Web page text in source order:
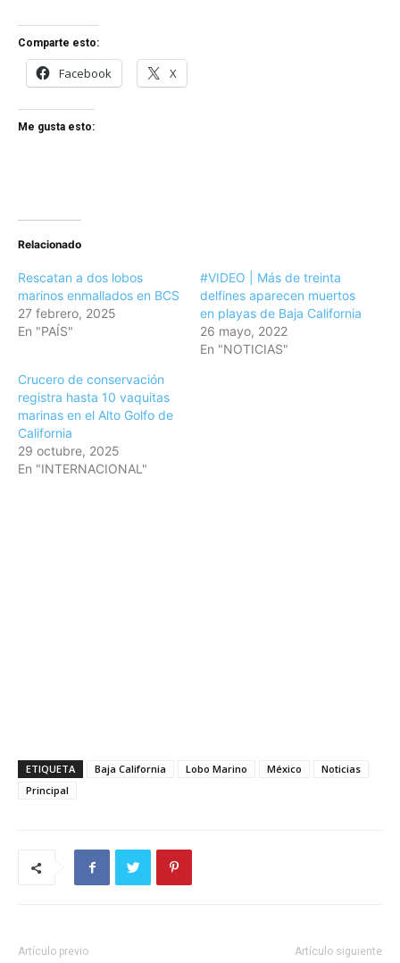
Comparte esto:
Facebook X
Me gusta esto:
Relacionado
Rescatan a dos lobos
marinos enmallados en BCS
27 febrero, 2025
En "PAÍS"
#VIDEO | Más de treinta
delfines aparecen muertos
en playas de Baja California
26 mayo, 2022
En "NOTICIAS"
Crucero de conservación
registra hasta 10 vaquitas
marinas en el Alto Golfo de
California
29 octubre, 2025
En "INTERNACIONAL"
ETIQUETA Baja California Lobo Marino México
Noticias
Principal
Artículo previo Artículo siguiente